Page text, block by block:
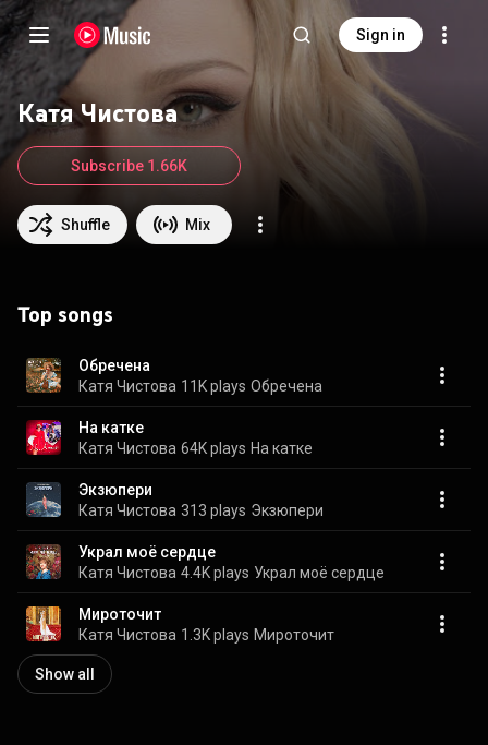
Sign in
Катя Чистова
Shuffle Mix
Subscribe 1.66K
Top songs
Обречена
Катя Чистова 11K plays Обречена
На катке
Катя Чистова 64K plays На катке
Экзюпери
Катя Чистова 313 plays Экзюпери
Украл моё сердце
Катя Чистова 4.4K plays Украл моё сердце
Мироточит
Катя Чистова 1.3K plays Мироточит
Show all